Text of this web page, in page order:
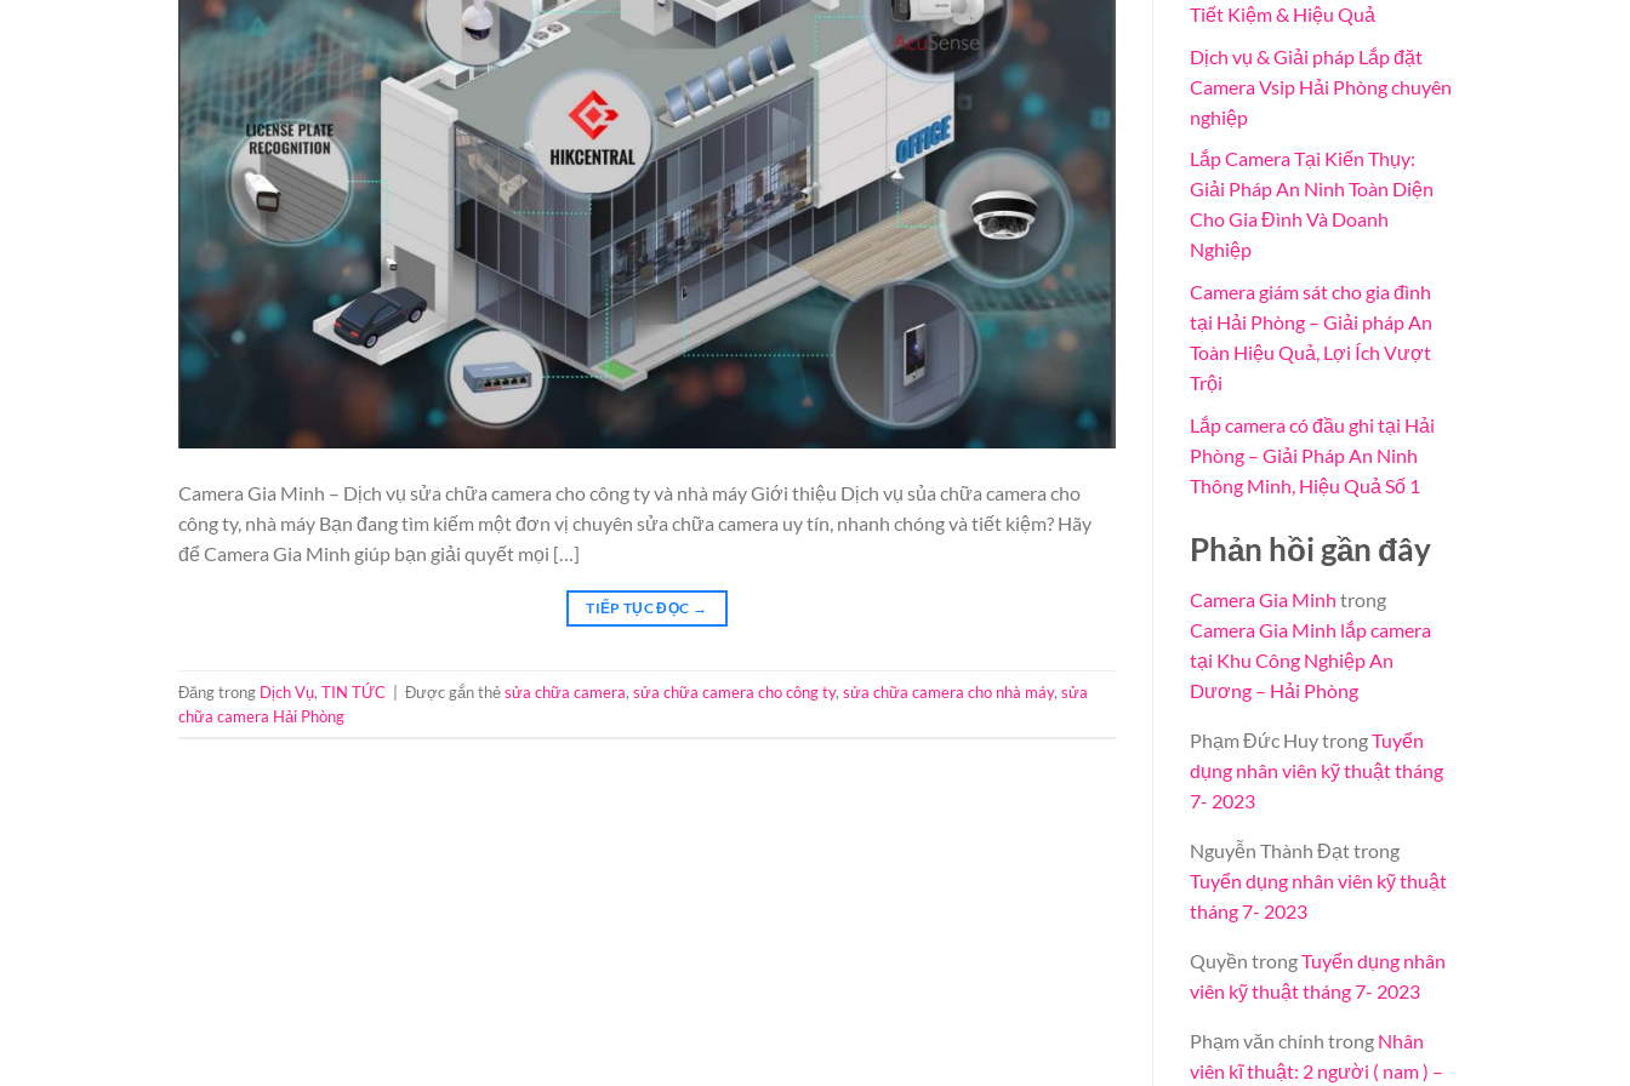
Camera Gia Minh – Dịch vụ sửa chữa camera cho công ty và nhà máy Giới thiệu Dịch vụ sủa chữa camera cho
công ty, nhà máy Bạn đang tìm kiếm một đơn vị chuyên sửa chữa camera uy tín, nhanh chóng và tiết kiệm? Hãy
để Camera Gia Minh giúp bạn giải quyết mọi […]
TIẾP TỤC ĐỌC →
Đăng trong Dịch Vụ, TIN TỨC Được gắn thẻsửa chữa camera, sửa chữa camera cho công ty, sửa chữa camera cho nhà máy, sửa
chữa camera Hải Phòng
Tiết Kiệm & Hiệu Quả
Dịch vụ & Giải pháp Lắp đặt
Camera Vsip Hải Phòng chuyên
nghiệp
Lắp Camera Tại Kiến Thụy:
Giải Pháp An Ninh Toàn Diện
Cho Gia Đình Và Doanh
Nghiệp
Camera giám sát cho gia đình
tại Hải Phòng – Giải pháp An
Toàn Hiệu Quả, Lợi Ích Vượt
Trội
Lắp camera có đầu ghi tại Hải
Phòng – Giải Pháp An Ninh
Thông Minh, Hiệu Quả Số 1
Phản hồi gần đây
Camera Gia Minh trong
Camera Gia Minh lắp camera
tại Khu Công Nghiệp An
Dương – Hải Phòng
Phạm Đức HuytrongTuyển
dụng nhân viên kỹ thuật tháng
7- 2023
Nguyễn Thành Đạttrong
Tuyển dụng nhân viên kỹ thuật
tháng 7- 2023
Quyền trongTuyển dụng nhân
viên kỹ thuật tháng 7- 2023
Phạm văn chính trong Nhân
viên kĩ thuật: 2 người ( nam ) –